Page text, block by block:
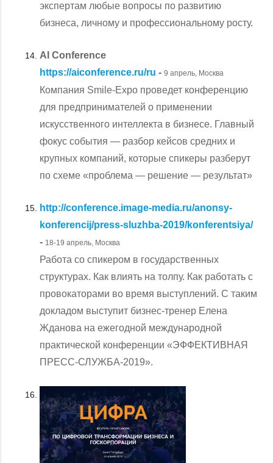
экспертам любые вопросы по развитию
бизнеса, личному и профессиональному росту.
AI Conference
https://aiconference.ru/ru - 9 апрель, Москва
Компания Smile-Expo проведет конференцию
для предпринимателей о применении
искусственного интеллекта в бизнесе. Главный
фокус события — разбор кейсов средних и
крупных компаний, которые спикеры разберут
по схеме «проблема — решение — результат»
http://conference.image-media.ru/anonsy-
konferencij/press-sluzhba-2019/konferentsiya/
- 18-19 апрель, Москва
Работа со спикером в государственных
структурах. Как влиять на толпу. Как работать с
провокаторами во время выступлений. С таким
докладом выступит бизнес-тренер Елена
Жданова на ежегодной международной
практической конференции «ЭФФЕКТИВНАЯ
ПРЕСС-СЛУЖБА-2019».